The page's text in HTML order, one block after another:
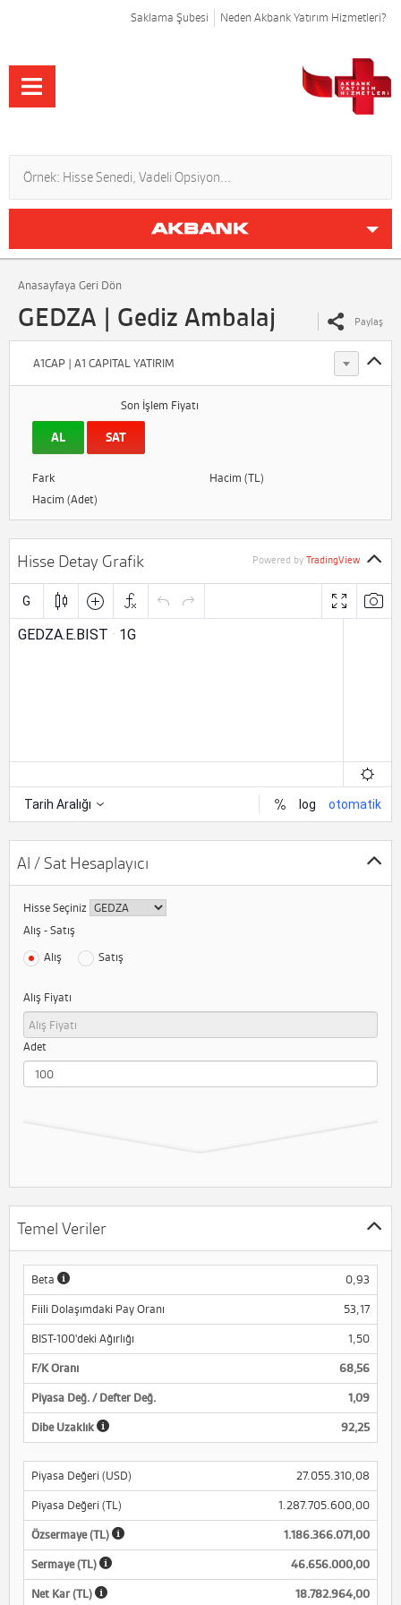
Saklama Şubesi Neden Akbank Yatırım Hizmetleri?
Anasayfaya Geri Dön
GEDZA | Gediz Ambalaj Paylaş
A1CAP | A1 CAPITAL YATIRIM
Son İşlem Fiyatı
AL SAT
Fark
Hacim (TL)
Hacim (Adet)
Hisse Detay Grafik Powered by TradingView
Al / Sat Hesaplayıcı
Hisse Seçiniz
Alış - Satış
Alış
Satış
Alış Fiyatı
Adet
Temel Veriler
Beta 0,93
Fiili Dolaşımdaki Pay Oranı 53,17
BIST-100'deki Ağırlığı 1,50
F/K Oranı 68,56
Piyasa Değ. / Defter Değ. 1,09
Dibe Uzaklık 92,25
Piyasa Değeri (USD) 27.055.310,08
Piyasa Değeri (TL) 1.287.705.600,00
Özsermaye (TL) 1.186.366.071,00
Sermaye (TL) 46.656.000,00
Net Kar (TL) 18.782.964,00